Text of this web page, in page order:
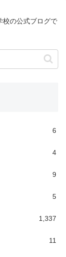
校の公式ブログで
6
4
9
5
1,337
11